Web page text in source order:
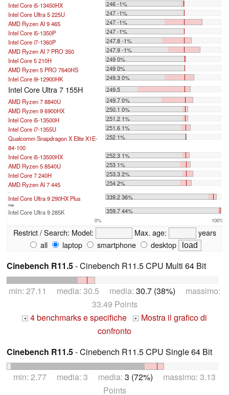
Intel Core i5-13450HX
246 -1%
Intel Core Ultra 5 225U
247 -1%
AMD Ryzen AI 9 465
247 -1%
Intel Core i5-1350P
247 -1%
Intel Core i7-1360P
247.8 -1%
AMD Ryzen AI 7 PRO 350
247.9 -1%
Intel Core 5 210H
249 0%
AMD Ryzen 5 PRO 7640HS
249 0%
Intel Core i9-12900HK
249.3 0%
Intel Core Ultra 7 155H
249.5
AMD Ryzen 7 8840U
249.7 0%
AMD Ryzen 9 6900HX
250.1 0%
Intel Core i5-13500H
251.2 1%
Intel Core i7-1355U
251.6 1%
Qualcomm Snapdragon X Elite X1E-
84-100
252 1%
Intel Core i5-13500HX
252.3 1%
AMD Ryzen 5 8540U
253 1%
Intel Core 7 240H
253.3 2%
AMD Ryzen AI 7 445
254 2%
...
Intel Core Ultra 9 290HX Plus 339.2 36%
max:
Intel Core Ultra 9 285K 359.7 44%
0% 100%
Restrict / Search: Model: Max. age:
years
all
laptop smartphone desktop
Cinebench R11.5- Cinebench R11.5 CPU Multi 64 Bit
min: 27.11 media: 30.5 media: 30.7 (38%) massimo:
33.49 Points
+ 4 benchmarks e specifiche + Mostra il grafico di
confronto
Cinebench R11.5- Cinebench R11.5 CPU Single 64 Bit
min: 2.77 media: 3 media: 3 (72%) massimo: 3.13
Points